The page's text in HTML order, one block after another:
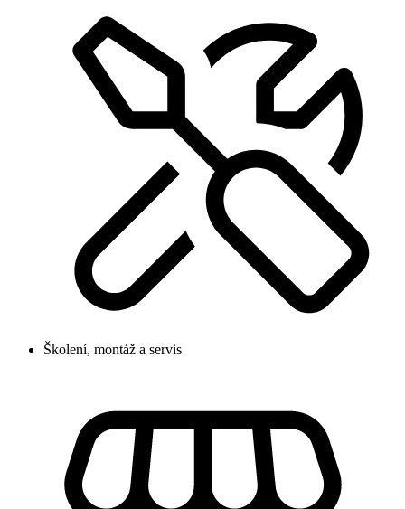
Školení, montáž a servis